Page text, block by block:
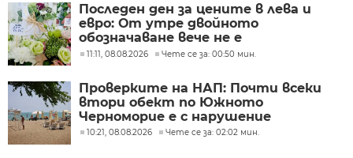
Последен ден за цените в лева и
евро: От утре двойното
обозначаване вече не е
задължително
11:11, 08.08.2026 Чете се за: 00:50 мин.
Проверките на НАП: Почти всеки
втори обект по Южното
Черноморие е с нарушение
10:21, 08.08.2026 Чете се за: 02:02 мин.